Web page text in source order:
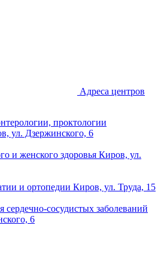
Адреса центров
проктологии
ул. Дзержинского, 6
и женского здоровья Киров, ул.
и ортопедии Киров, ул. Труда, 15
сердечно-сосудистых заболеваний
6